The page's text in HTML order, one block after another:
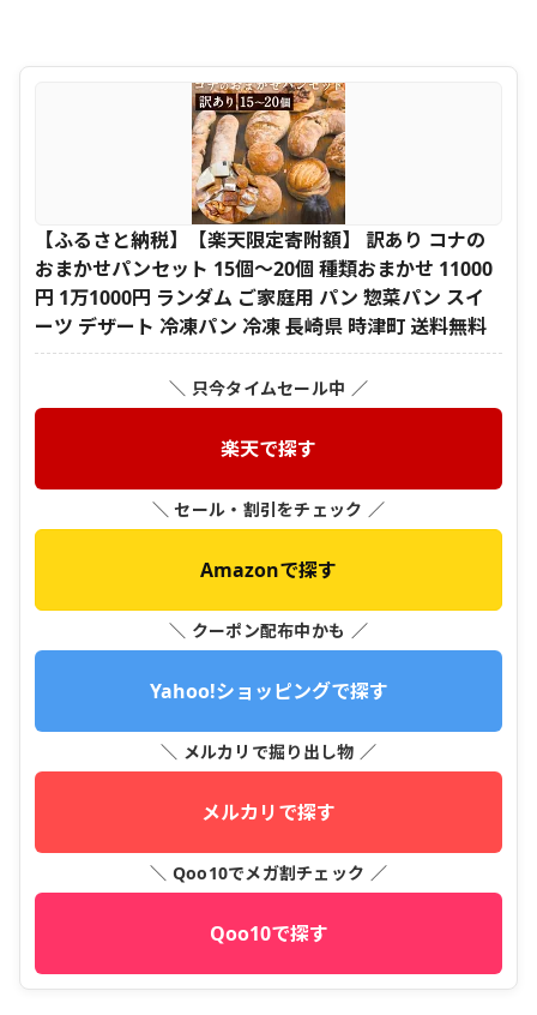
【ふるさと納税】【楽天限定寄附額】 訳あり コナの
おまかせパンセット 15個～20個 種類おまかせ 11000
円 1万1000円 ランダム ご家庭用 パン 惣菜パン スイ
ーツ デザート 冷凍パン 冷凍 長崎県 時津町 送料無料
＼ 只今タイムセール中 ／
楽天で探す
＼ セール・割引をチェック ／
Amazonで探す
＼ クーポン配布中かも ／
Yahoo!ショッピングで探す
＼ メルカリで掘り出し物 ／
メルカリで探す
＼ Qoo10でメガ割チェック ／
Qoo10で探す